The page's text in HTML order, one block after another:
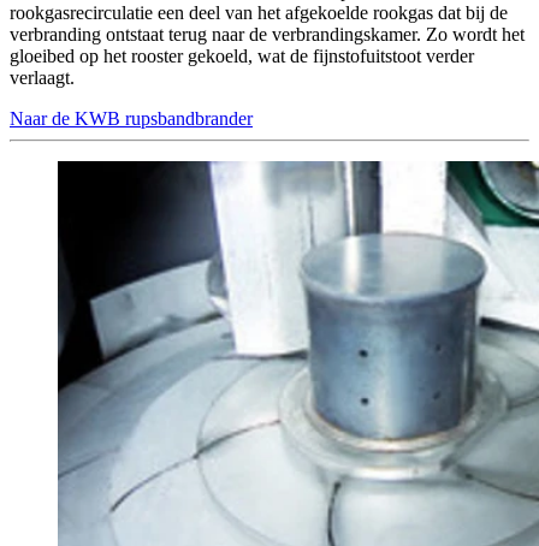
rookgasrecirculatie een deel van het afgekoelde rookgas dat bij de
verbranding ontstaat terug naar de verbrandingskamer. Zo wordt het
gloeibed op het rooster gekoeld, wat de fijnstofuitstoot verder
verlaagt.
Naar de KWB rupsbandbrander